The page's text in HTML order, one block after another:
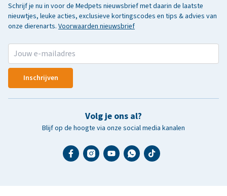
Schrijf je nu in voor de Medpets nieuwsbrief met daarin de laatste
nieuwtjes, leuke acties, exclusieve kortingscodes en tips & advies van
onze dierenarts. Voorwaarden nieuwsbrief
Inschrijven
Volg je ons al?
Blijf op de hoogte via onze social media kanalen